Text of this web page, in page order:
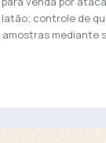
controle de
mediante